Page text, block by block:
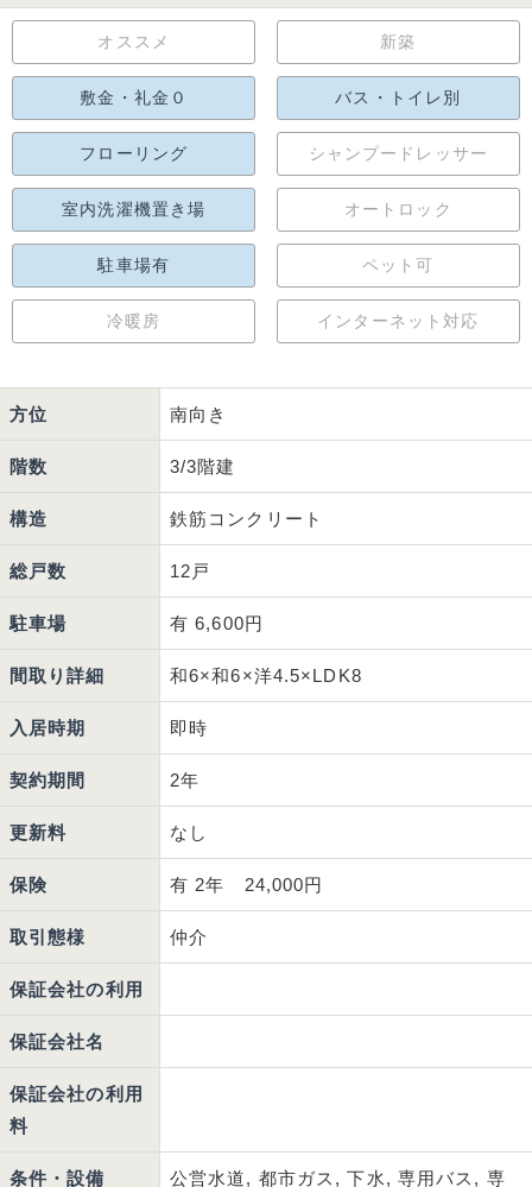
オススメ 新築
敷金・礼金０ バス・トイレ別
フローリング シャンプードレッサー
室内洗濯機置き場 オートロック
駐車場有 ペット可
冷暖房 インターネット対応
方位 南向き
階数 3/3階建
構造 鉄筋コンクリート
総戸数 12戸
駐車場 有 6,600円
間取り詳細 和6×和6×洋4.5×LDK8
入居時期 即時
契約期間 2年
更新料 なし
保険 有 2年 24,000円
取引態様 仲介
保証会社の利用
保証会社名
保証会社の利用
料
条件・設備 公営水道, 都市ガス, 下水, 専用バス, 専